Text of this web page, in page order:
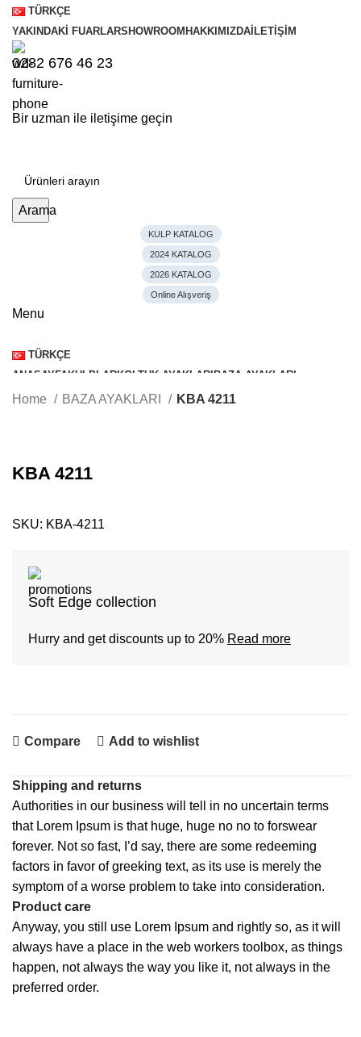
TÜRKÇE
YAKINDAKI FUARLARSHOWROOM HAKKIMIZDA İLETIŞIM
0282 676 46 23
Bir uzman ile iletişime geçin
Arama
KULP KATALOG
2024 KATALOG
2026 KATALOG
Online Alışveriş
Menu
TÜRKÇE
ANASAYFAKULPLARKOLTUK AYAKLARIBAZA AYAKLARI
MASA AYAKLARI AKSESUAR
Home BAZA AYAKLARI KBA 4211
KBA 4211
SKU: KBA-4211
Soft Edge collection
Hurry and get discounts up to 20% Read more
Compare Add to wishlist
Shipping and returns
Authorities in our business will tell in no uncertain terms
that Lorem Ipsum is that huge, huge no no to forswear
forever. Not so fast, I’d say, there are some redeeming
factors in favor of greeking text, as its use is merely the
symptom of a worse problem to take into consideration.
Product care
Anyway, you still use Lorem Ipsum and rightly so, as it will
always have a place in the web workers toolbox, as things
happen, not always the way you like it, not always in the
preferred order.